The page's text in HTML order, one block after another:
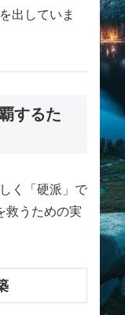
出していま
するた
く「硬派」で
救うための実